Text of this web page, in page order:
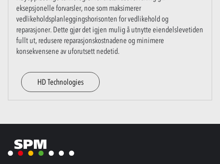
eksepsjonelle forvarsler, noe som maksimerer
vedlikeholdsplanleggingshorisonten for vedlikehold og
reparasjoner. Dette gjør det igjen mulig å utnytte eiendelslevetiden
fullt ut, redusere reparasjonskostnadene og minimere
konsekvensene av uforutsett nedetid.
HD Technologies